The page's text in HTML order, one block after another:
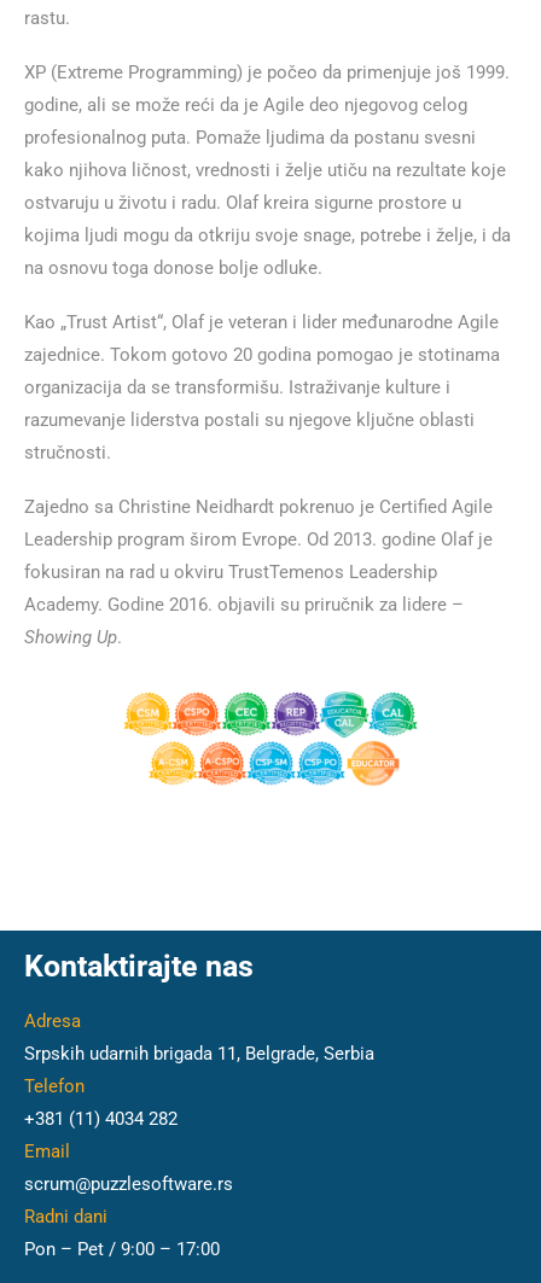
rastu.
XP (Extreme Programming) je počeo da primenjuje još 1999.
godine, ali se može reći da je Agile deo njegovog celog
profesionalnog puta. Pomaže ljudima da postanu svesni
kako njihova ličnost, vrednosti i želje utiču na rezultate koje
ostvaruju u životu i radu. Olaf kreira sigurne prostore u
kojima ljudi mogu da otkriju svoje snage, potrebe i želje, i da
na osnovu toga donose bolje odluke.
Kao „Trust Artist“, Olaf je veteran i lider međunarodne Agile
zajednice. Tokom gotovo 20 godina pomogao je stotinama
organizacija da se transformišu. Istraživanje kulture i
razumevanje liderstva postali su njegove ključne oblasti
stručnosti.
Zajedno sa Christine Neidhardt pokrenuo je Certified Agile
Leadership program širom Evrope. Od 2013. godine Olaf je
fokusiran na rad u okviru TrustTemenos Leadership
Academy. Godine 2016. objavili su priručnik za lidere –
Showing Up.
Kontaktirajte nas
Adresa
Srpskih udarnih brigada 11, Belgrade, Serbia
Telefon
+381 (11) 4034 282
Email
scrum@puzzlesoftware.rs
Radni dani
Pon – Pet / 9:00 – 17:00